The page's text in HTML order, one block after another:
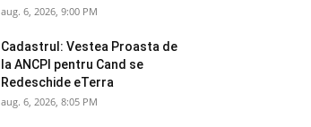
aug. 6, 2026, 9:00 PM
Cadastrul: Vestea Proasta de
la ANCPI pentru Cand se
Redeschide eTerra
aug. 6, 2026, 8:05 PM